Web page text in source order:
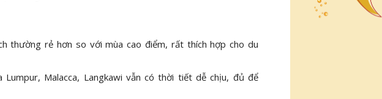
thường rẻ hơn so với mùa cao điểm, rất thích hợp cho du
Malacca, Langkawi vẫn có thời tiết dễ chịu, đủ để